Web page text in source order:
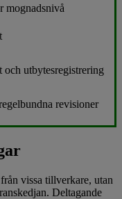
mognadsnivå
utbytesregistrering
revisioner
vissa tillverkare, utan
Deltagande